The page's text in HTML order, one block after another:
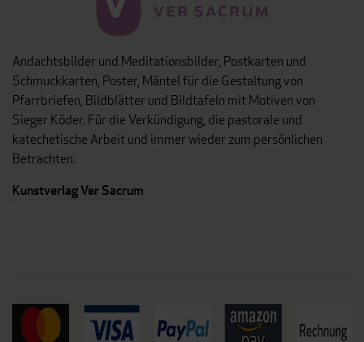
Andachtsbilder und Meditationsbilder, Postkarten und
Schmuckkarten, Poster, Mäntel für die Gestaltung von
Pfarrbriefen, Bildblätter und Bildtafeln mit Motiven von
Sieger Köder. Für die Verkündigung, die pastorale und
katechetische Arbeit und immer wieder zum persönlichen
Betrachten.
Kunstverlag Ver Sacrum